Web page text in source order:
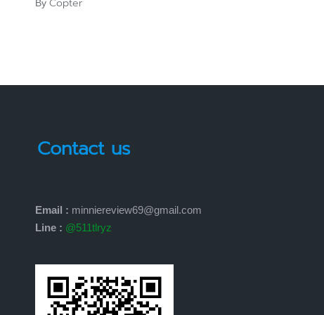
Posted
By Copter
Contact us
Email : minniereview69@gmail.com
Line : @511tlryz